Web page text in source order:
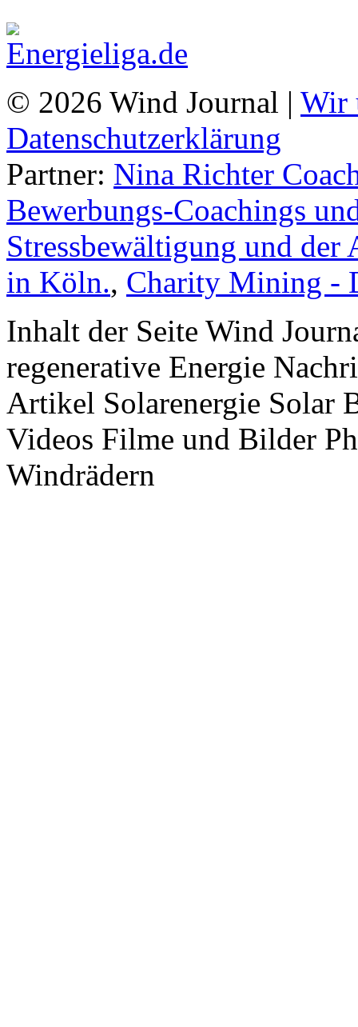
© 2026 Wind Journal | Wir
Datenschutzerklärung
Partner: Nina Richter
Bewerbungs-Coachings
Stressbewältigung und
in Köln., Charity Mining -
Inhalt der Seite Wind
regenerative Energie
Artikel Solarenergie Solar
Videos Filme und Bilder
Windrädern